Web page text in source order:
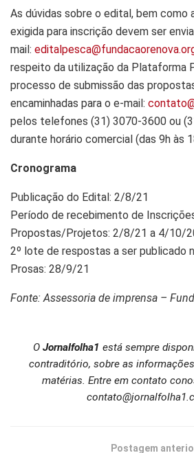
As dúvidas sobre o edital, bem como
exigida para inscrição devem ser
mail:
respeito da utilização da Plataforma
processo de submissão das
encaminhadas para o e-mail:
pelos telefones (31) 3070-3600 ou
durante horário comercial (das 9h às
Cronograma
Publicação do Edital: 2/8/21
Período de recebimento de
Propostas/Projetos: 2/8/21 a 4/10/
2º lote de respostas a ser publicado
Prosas: 28/9/21
Fonte: Assessoria de imprensa –
O Jornalfolha1 está sempre
contraditório, sobre as
matérias. Entre em contato
Postagem